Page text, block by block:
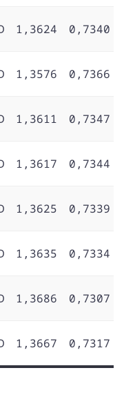
1,3624 0,7340
1,3576 0,7366
1,3611 0,7347
1,3617 0,7344
1,3625 0,7339
1,3635 0,7334
1,3686 0,7307
1,3667 0,7317